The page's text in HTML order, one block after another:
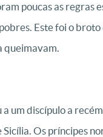
poucas as regras
Este foi o
queimavam.
um discípulo a
Os príncipes